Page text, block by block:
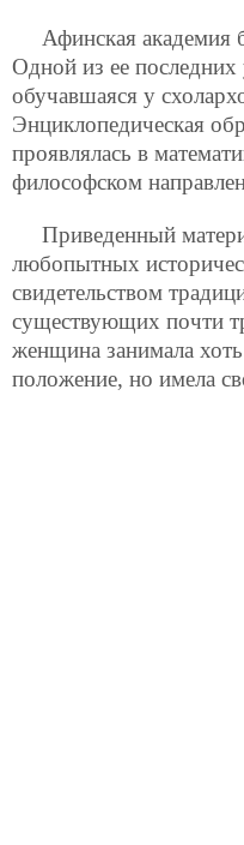
Афинская академия
Одной из ее
обучавшаяся у
Энциклопедическая
проявлялась в
философском
Приведенный
любопытных
свидетельством
существующих почти
женщина занимала
положение, но имела